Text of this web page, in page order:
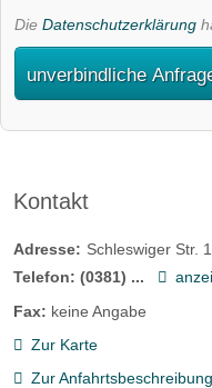
Die Datenschutzerklärung
unverbindliche
Kontakt
Adresse: Schleswiger Str.
Telefon: (0381) ...
Fax: keine Angabe
Zur Karte
Zur Anfahrtsbeschreibung